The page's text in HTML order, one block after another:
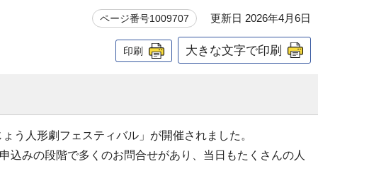
ページ番号1009707 更新日 2026年4月6日
印刷 大きな文字で印刷
う人形劇フェスティバル」が開催されました。
みの段階で多くのお問合せがあり、当日もたくさんの人